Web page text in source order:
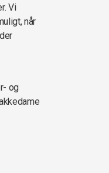
Vi
når
og